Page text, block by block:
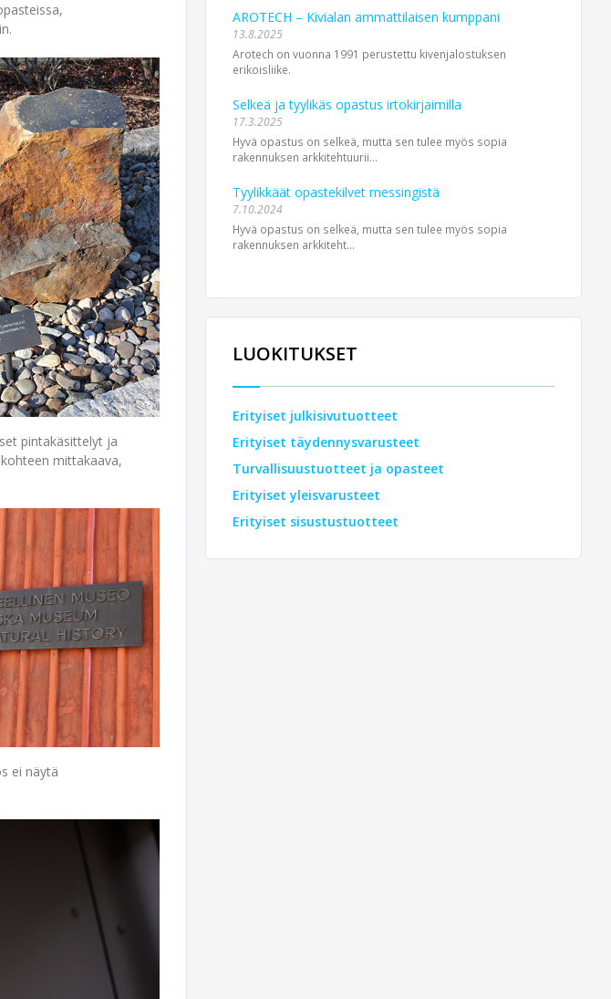
pintakäsittelyt ja
mittakaava,
ei näytä
AROTECH – Kivialan ammattilaisen kumppani
13.8.2025
Arotech on vuonna 1991 perustettu kivenjalostuksen
erikoisliike.
Selkeä ja tyylikäs opastus irtokirjaimilla
17.3.2025
Hyvä opastus on selkeä, mutta sen tulee myös sopia
rakennuksen arkkitehtuurii...
Tyylikkäät opastekilvet messingistä
7.10.2024
Hyvä opastus on selkeä, mutta sen tulee myös sopia
rakennuksen arkki­teht...
LUOKITUKSET
Erityiset julkisivutuotteet
Erityiset täydennysvarusteet
Turvallisuustuotteet ja opasteet
Erityiset yleisvarusteet
Erityiset sisustustuotteet